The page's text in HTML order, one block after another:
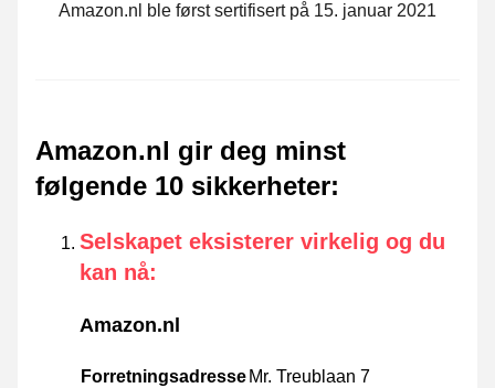
Amazon.nl ble først sertifisert på 15. januar 2021
Amazon.nl gir deg minst
følgende 10 sikkerheter:
Selskapet eksisterer virkelig og du
kan nå:
Amazon.nl
Forretningsadresse Mr. Treublaan 7